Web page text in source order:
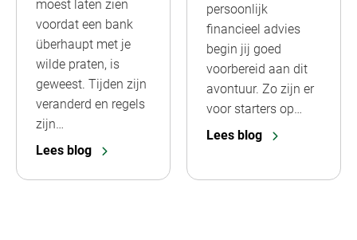
moest laten zien
voordat een bank
überhaupt met je
wilde praten, is
geweest. Tijden zijn
veranderd en regels
zijn…
Lees blog
persoonlijk
financieel advies
begin jij goed
voorbereid aan dit
avontuur. Zo zijn er
voor starters op…
Lees blog